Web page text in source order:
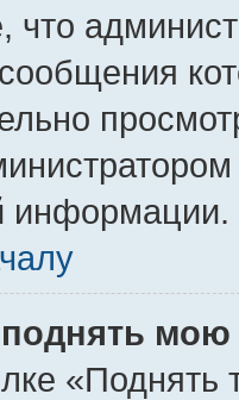
что
информации.
мою
«Поднять